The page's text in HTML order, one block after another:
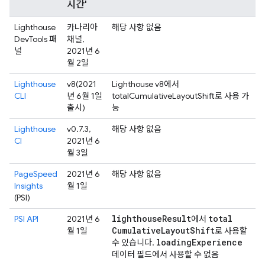
시간'
Lighthouse
DevTools 패
널
카나리아
채널,
2021년 6
월 2일
해당 사항 없음
Lighthouse
CLI
v8(2021
년 6월 1일
출시)
Lighthouse v8에서
totalCumulativeLayoutShift로 사용 가
능
Lighthouse
CI
v0.7.3,
2021년 6
월 3일
해당 사항 없음
PageSpeed
Insights
(PSI)
2021년 6
월 1일
해당 사항 없음
PSI API
2021년 6
월 1일
lighthouseResult에서 total
CumulativeLayoutShift로 사용할
수 있습니다. loadingExperience
데이터 필드에서 사용할 수 없음